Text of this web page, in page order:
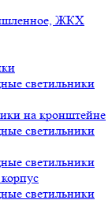
ЖКХ
светильники
на кронштейне
светильники
светильники
светильники